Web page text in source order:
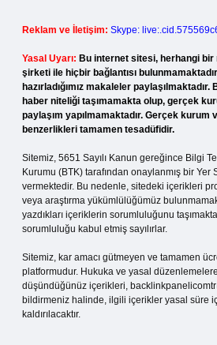
Reklam ve İletişim: Skype:
Yasal Uyarı: Bu internet sitesi, herhangi
şirketi ile hiçbir bağlantısı
hazırladığımız makaleler
haber niteliği taşımamakta olup, gerçek
paylaşım yapılmamaktadır. Gerçek kurum
benzerlikleri tamamen tesadüfidir.
Sitemiz, 5651 Sayılı Kanun gereğince Bilgi
Kurumu (BTK) tarafından onaylanmış bir Yer
vermektedir. Bu nedenle, sitedeki içerikleri
veya araştırma yükümlülüğümüz
yazdıkları içeriklerin sorumluluğunu
sorumluluğu kabul etmiş sayılırlar.
Sitemiz, kar amacı gütmeyen ve tamamen
platformudur. Hukuka ve yasal
düşündüğünüz içerikleri,
bildirmeniz halinde, ilgili içerikler yasal süre
kaldırılacaktır.